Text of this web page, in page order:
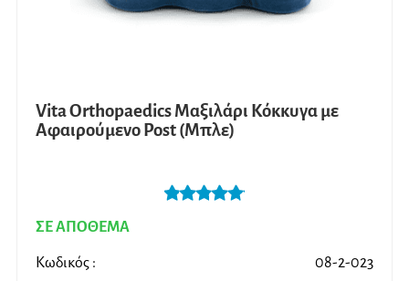
Vita Orthopaedics Μαξιλάρι Κόκκυγα με
Αφαιρούμενο Post (Μπλε)
ΣΕ ΑΠΟΘΕΜΑ
Κωδικός : 08-2-023